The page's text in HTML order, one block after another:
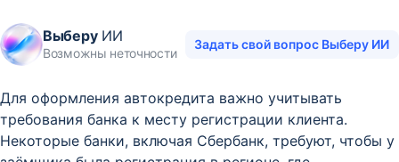
ВыберуИИ
Возможны неточности
Задать свой вопрос Выберу ИИ
Для оформления автокредита важно учитывать
требования банка к месту регистрации клиента.
Некоторые банки, включая Сбербанк, требуют, чтобы у